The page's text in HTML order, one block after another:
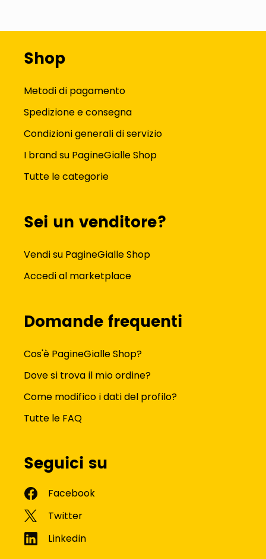
Shop
Metodi di pagamento
Spedizione e consegna
Condizioni generali di servizio
I brand su PagineGialle Shop
Tutte le categorie
Sei un venditore?
Vendi su PagineGialle Shop
Accedi al marketplace
Domande frequenti
Cos'è PagineGialle Shop?
Dove si trova il mio ordine?
Come modifico i dati del profilo?
Tutte le FAQ
Seguici su